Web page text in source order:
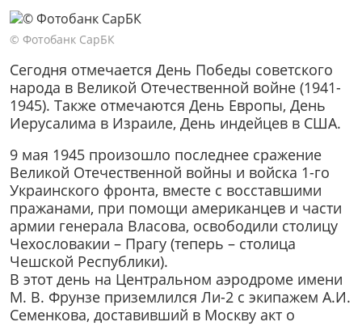
© Фотобанк СарБК
Сегодня отмечается День Победы советского
народа в Великой Отечественной войне (1941-
1945). Также отмечаются День Европы, День
Иерусалима в Израиле, День индейцев в США.
9 мая 1945 произошло последнее сражение
Великой Отечественной войны и войска 1-го
Украинского фронта, вместе с восставшими
пражанами, при помощи американцев и части
армии генерала Власова, освободили столицу
Чехословакии – Прагу (теперь – столица
Чешской Республики).
В этот день на Центральном аэродроме имени
М. В. Фрунзе приземлился Ли-2 с экипажем А.И.
Семенкова, доставивший в Москву акт о